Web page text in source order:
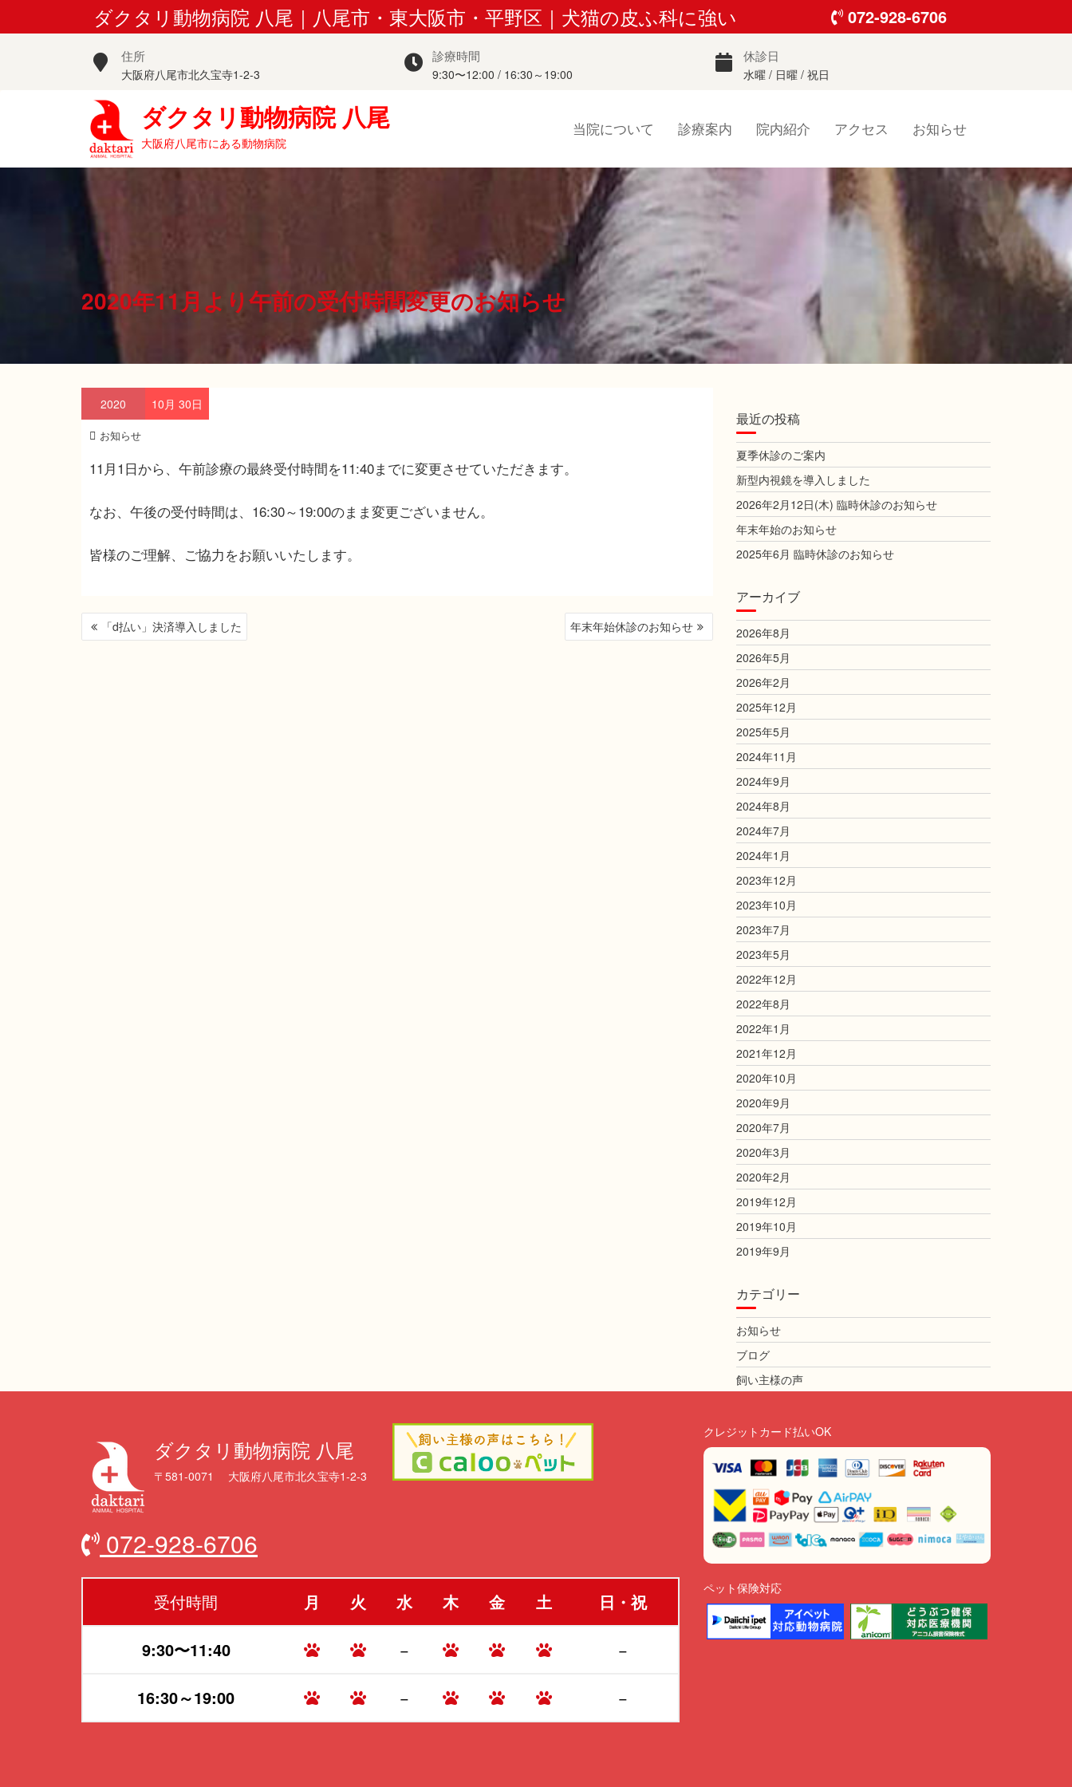
ダクタリ動物病院 八尾｜八尾市・東大阪市・平野区｜犬猫の皮ふ科に強い 072-928-6706
住所
大阪府八尾市北久宝寺1-2-3
診療時間
9:30〜12:00 / 16:30～19:00
休診日
水曜 / 日曜 / 祝日
ダクタリ動物病院 八尾
大阪府八尾市にある動物病院
当院について 診療案内 院内紹介 アクセス お知らせ
2020年11月より午前の受付時間変更のお知らせ
2020 10月 30日
お知らせ
11月1日から、午前診療の最終受付時間を11:40までに変更させていただきます。
なお、午後の受付時間は、16:30～19:00のまま変更ございません。
皆様のご理解、ご協力をお願いいたします。
投
稿
「d払い」決済導入しました 年末年始休診のお知らせ
最近の投稿
夏季休診のご案内
新型内視鏡を導入しました
2026年2月12日(木) 臨時休診のお知らせ
年末年始のお知らせ
2025年6月 臨時休診のお知らせ
アーカイブ
2026年8月
2026年5月
2026年2月
2025年12月
2025年5月
2024年11月
2024年9月
2024年8月
2024年7月
2024年1月
2023年12月
2023年10月
2023年7月
2023年5月
2022年12月
2022年8月
2022年1月
2021年12月
2020年10月
2020年9月
2020年7月
2020年3月
2020年2月
2019年12月
2019年10月
2019年9月
カテゴリー
お知らせ
ブログ
飼い主様の声
ダクタリ動物病院 八尾
〒581-0071 大阪府八尾市北久宝寺1-2-3
072-928-6706
受付時間 月 火 水 木 金 土 日・祝
9:30〜11:40 − −
16:30～19:00 − −
クレジットカード払いOK
ペット保険対応